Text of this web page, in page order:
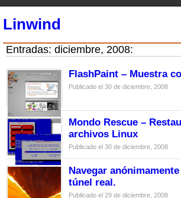
Linwind
Entradas: diciembre, 2008:
FlashPaint – Muestra
Publicado el 30 de diciembre, 2008
Mondo Rescue –
archivos Linux
Publicado el 30 de diciembre, 2008
Navegar
túnel real.
Publicado el 29 de diciembre, 2008